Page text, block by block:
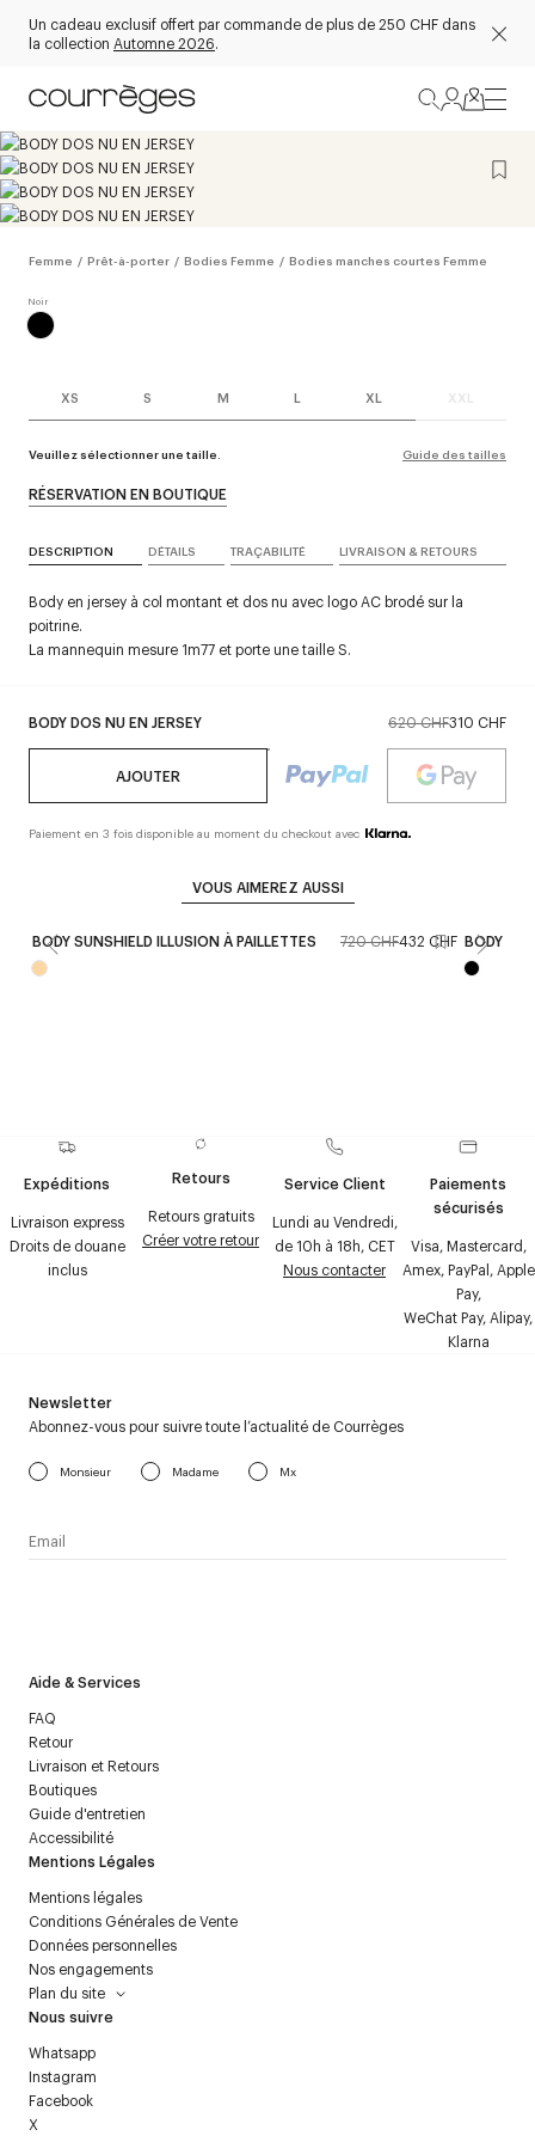
Un cadeau exclusif offert par commande de plus de 250 CHF dans
la collection Automne 2026.
Femme / Prêt-à-porter / Bodies Femme / Bodies manches courtes Femme
XS S M L XL XXL
Veuillez sélectionner une taille. Guide des tailles
BODY DOS NU EN JERSEY 620 CHF310 CHF
AJOUTER
Paiement en 3 fois disponible au moment du checkout avec
RÉSERVATION EN BOUTIQUE
DESCRIPTION DÉTAILS TRAÇABILITÉ LIVRAISON & RETOURS
Body en jersey à col montant et dos nu avec logo AC brodé sur la
poitrine.
La mannequin mesure 1m77 et porte une taille S.
VOUS AIMEREZ AUSSI
BODY SUNSHIELD ILLUSION À PAILLETTES 720 CHF432 CHF BODY
Expéditions
Livraison express
Droits de douane
inclus
Retours
Retours gratuits
Créer votre retour
Service Client
Lundi au Vendredi,
de 10h à 18h, CET
Nous contacter
Paiements
sécurisés
Visa, Mastercard,
Amex, PayPal, Apple
Pay,
WeChat Pay, Alipay,
Klarna
Aide & Services
FAQ
Retour
Livraison et Retours
Boutiques
Guide d'entretien
Accessibilité
Mentions Légales
Mentions légales
Conditions Générales de Vente
Données personnelles
Nos engagements
Plan du site
Nous suivre
Whatsapp
Instagram
Facebook
X
Newsletter
Abonnez-vous pour suivre toute l’actualité de Courrèges
Monsieur Madame Mx